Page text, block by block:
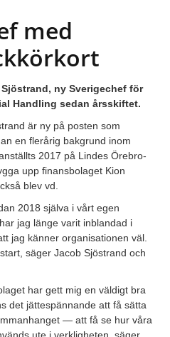
med
Sjöstrand, ny Sverigechef för
Handling sedan årsskiftet.
är ny på posten som
en flerårig bakgrund inom
2017 på Lindes Örebro-
upp finansbolaget Kion
blev vd.
2018 själva i vårt egen
jag länge varit inblandad i
jag känner organisationen väl.
säger Jacob Sjöstrand och
har gett mig en väldigt bra
det jättespännande att få sätta
— att få se hur våra